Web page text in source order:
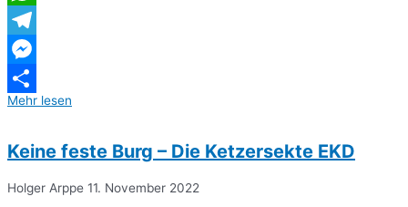
WhatsApp
Telegram
Messenger
Teilen
Mehr lesen
Keine feste Burg – Die Ketzersekte EKD
Holger Arppe 11. November 2022